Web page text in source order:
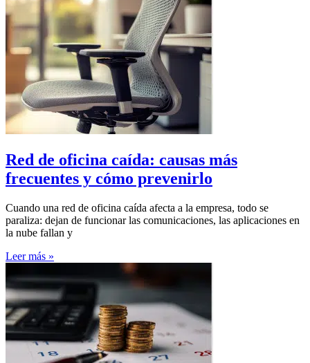
Red de oficina caída: causas más
frecuentes y cómo prevenirlo
Cuando una red de oficina caída afecta a la empresa, todo se
paraliza: dejan de funcionar las comunicaciones, las aplicaciones en
la nube fallan y
Leer más »